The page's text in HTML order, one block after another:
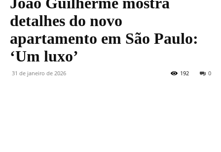
detalhes do novo
apartamento em São Paulo:
‘Um luxo’
31 de janeiro de 2026 0
192